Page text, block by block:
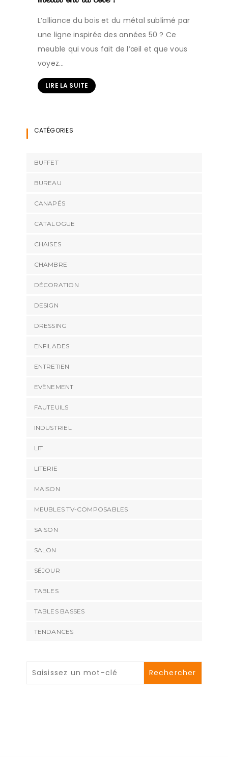
L’alliance du bois et du métal sublimé par
une ligne inspirée des années 50 ? Ce
meuble qui vous fait de l’œil et que vous
voyez…
LIRE LA SUITE
CATÉGORIES
BUFFET
BUREAU
CANAPÉS
CATALOGUE
CHAISES
CHAMBRE
DÉCORATION
DESIGN
DRESSING
ENFILADES
ENTRETIEN
EVÈNEMENT
FAUTEUILS
INDUSTRIEL
LIT
LITERIE
MAISON
MEUBLES TV-COMPOSABLES
SAISON
SALON
SÉJOUR
TABLES
TABLES BASSES
TENDANCES